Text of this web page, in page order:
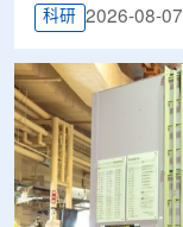
科研 2026-08-07